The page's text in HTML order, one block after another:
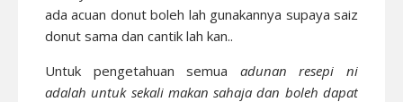
ada acuan donut boleh lah gunakannya supaya saiz
donut sama dan cantik lah kan..
Untuk pengetahuan semua adunan resepi ni
adalah untuk sekali makan sahaja dan boleh dapat